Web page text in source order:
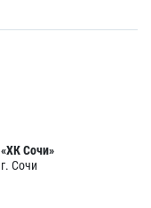
«ХК Сочи»
г. Сочи